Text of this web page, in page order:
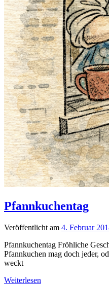
Pfannkuchentag
Veröffentlicht am 4. Februar
Pfannkuchentag Fröhliche
Pfannkuchen mag doch jeder,
weckt
Weiterlesen